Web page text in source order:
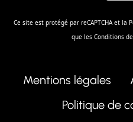
Ce site est protégé par reCAPTCHA et la
que les Conditions
Mentions légales
Politique de